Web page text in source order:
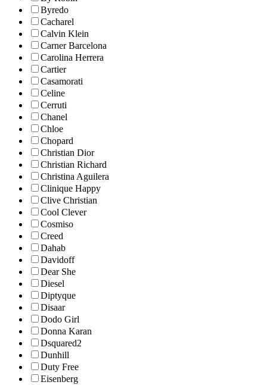
Byredo
Cacharel
Calvin Klein
Carner Barcelona
Carolina Herrera
Cartier
Casamorati
Celine
Cerruti
Chanel
Chloe
Chopard
Christian Dior
Christian Richard
Christina Aguilera
Clinique Happy
Clive Christian
Cool Clever
Cosmiso
Creed
Dahab
Davidoff
Dear She
Diesel
Diptyque
Disaar
Dodo Girl
Donna Karan
Dsquared2
Dunhill
Duty Free
Eisenberg